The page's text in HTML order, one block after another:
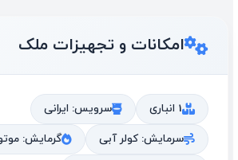
امکانات و تجهیزات ملک
1 انباری
سرویس: ایرانی
سرمایش: کولر آبی
گرمایش: